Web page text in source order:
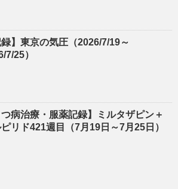
録】東京の気圧（2026/7/19～
7/25）
つ病治療・服薬記録】ミルタザピン＋
リド421週目（7月19日～7月25日）